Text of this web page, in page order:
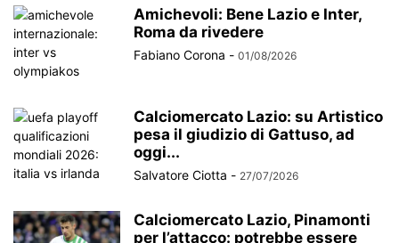
Amichevoli: Bene Lazio e Inter,
Roma da rivedere
Fabiano Corona - 01/08/2026
Calciomercato Lazio: su Artistico
pesa il giudizio di Gattuso, ad
oggi...
Salvatore Ciotta - 27/07/2026
Calciomercato Lazio, Pinamonti
per l’attacco: potrebbe essere